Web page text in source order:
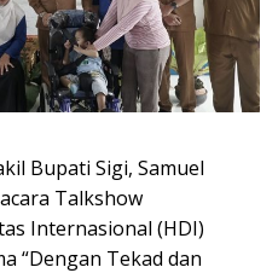
Bupati Sigi, Samuel
Talkshow
Internasional (HDI)
“Dengan Tekad dan